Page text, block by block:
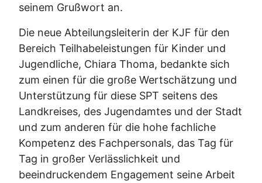
seinem Grußwort an.
Die neue Abteilungsleiterin der KJF für den
Bereich Teilhabeleistungen für Kinder und
Jugendliche, Chiara Thoma, bedankte sich
zum einen für die große Wertschätzung und
Unterstützung für diese SPT seitens des
Landkreises, des Jugendamtes und der Stadt
und zum anderen für die hohe fachliche
Kompetenz des Fachpersonals, das Tag für
Tag in großer Verlässlichkeit und
beeindruckendem Engagement seine Arbeit